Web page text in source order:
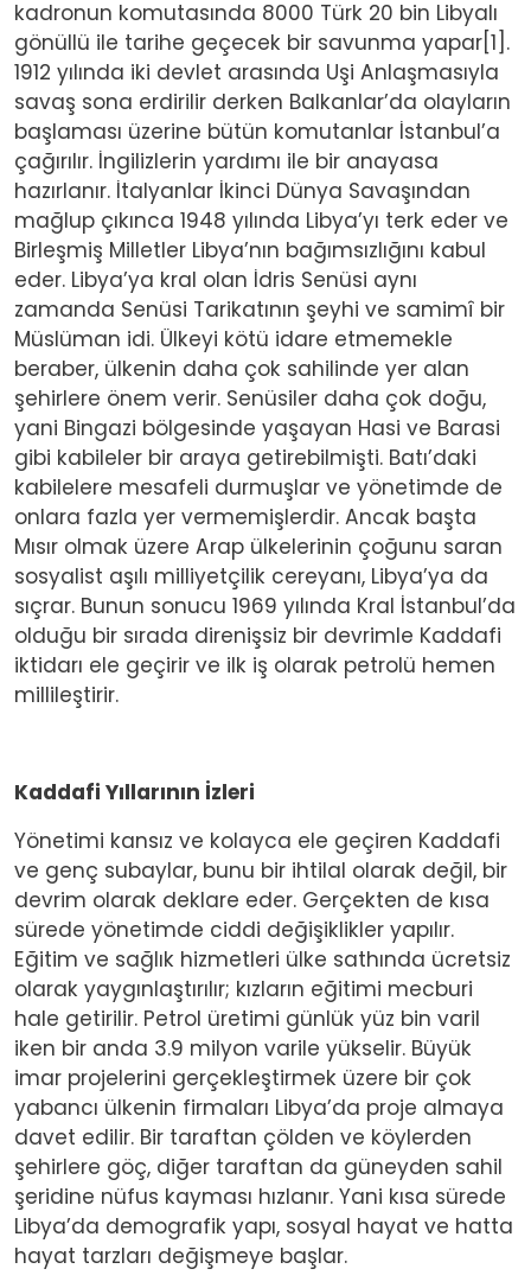
kadronun komutasında 8000 Türk 20 bin Libyalı
gönüllü ile tarihe geçecek bir savunma yapar[1].
1912 yılında iki devlet arasında Uşi Anlaşmasıyla
savaş sona erdirilir derken Balkanlar’da olayların
başlaması üzerine bütün komutanlar İstanbul’a
çağırılır. İngilizlerin yardımı ile bir anayasa
hazırlanır. İtalyanlar İkinci Dünya Savaşından
mağlup çıkınca 1948 yılında Libya’yı terk eder ve
Birleşmiş Milletler Libya’nın bağımsızlığını kabul
eder. Libya’ya kral olan İdris Senüsi aynı
zamanda Senüsi Tarikatının şeyhi ve samimî bir
Müslüman idi. Ülkeyi kötü idare etmemekle
beraber, ülkenin daha çok sahilinde yer alan
şehirlere önem verir. Senüsiler daha çok doğu,
yani Bingazi bölgesinde yaşayan Hasi ve Barasi
gibi kabileler bir araya getirebilmişti. Batı’daki
kabilelere mesafeli durmuşlar ve yönetimde de
onlara fazla yer vermemişlerdir. Ancak başta
Mısır olmak üzere Arap ülkelerinin çoğunu saran
sosyalist aşılı milliyetçilik cereyanı, Libya’ya da
sıçrar. Bunun sonucu 1969 yılında Kral İstanbul’da
olduğu bir sırada direnişsiz bir devrimle Kaddafi
iktidarı ele geçirir ve ilk iş olarak petrolü hemen
millileştirir.
Kaddafi Yıllarının İzleri
Yönetimi kansız ve kolayca ele geçiren Kaddafi
ve genç subaylar, bunu bir ihtilal olarak değil, bir
devrim olarak deklare eder. Gerçekten de kısa
sürede yönetimde ciddi değişiklikler yapılır.
Eğitim ve sağlık hizmetleri ülke sathında ücretsiz
olarak yaygınlaştırılır; kızların eğitimi mecburi
hale getirilir. Petrol üretimi günlük yüz bin varil
iken bir anda 3.9 milyon varile yükselir. Büyük
imar projelerini gerçekleştirmek üzere bir çok
yabancı ülkenin firmaları Libya’da proje almaya
davet edilir. Bir taraftan çölden ve köylerden
şehirlere göç, diğer taraftan da güneyden sahil
şeridine nüfus kayması hızlanır. Yani kısa sürede
Libya’da demografik yapı, sosyal hayat ve hatta
hayat tarzları değişmeye başlar.